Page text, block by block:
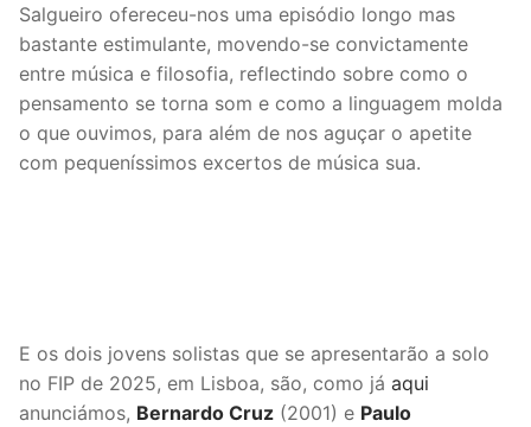
Salgueiro ofereceu-nos uma episódio longo mas
bastante estimulante, movendo-se convictamente
entre música e filosofia, reflectindo sobre como o
pensamento se torna som e como a linguagem molda
o que ouvimos, para além de nos aguçar o apetite
com pequeníssimos excertos de música sua.
E os dois jovens solistas que se apresentarão a solo
no FIP de 2025, em Lisboa, são, como já aqui
anunciámos, Bernardo Cruz (2001) e Paulo